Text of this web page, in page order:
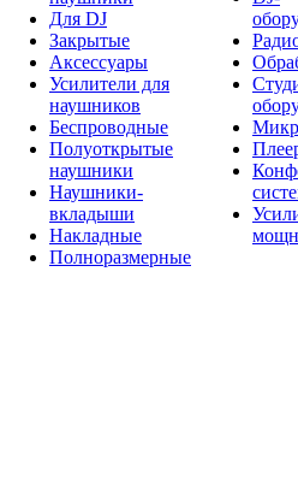
Для DJ
Закрытые
Аксессуары
Усилители для
наушников
Беспроводные
Полуоткрытые
наушники
Наушники-
вкладыши
Накладные
Полноразмерные